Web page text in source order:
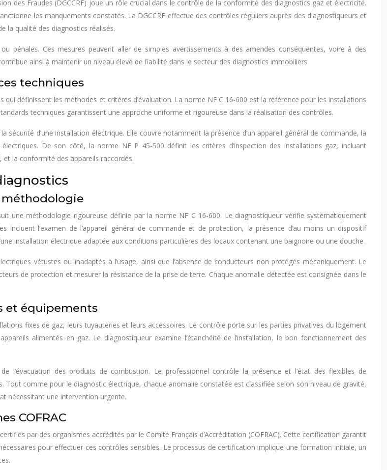
des Fraudes (DGCCRF) joue un rôle crucial dans le contrôle de la conformité des diagnostics gaz et électricité.
les manquements constatés. La DGCCRF effectue des contrôles réguliers auprès des diagnostiqueurs et
la qualité des diagnostics réalisés.
pénales. Ces mesures peuvent aller de simples avertissements à des amendes conséquentes, voire à des
ainsi à maintenir un niveau élevé de fiabilité dans le secteur des diagnostics immobiliers.
techniques
qui définissent les méthodes et critères d’évaluation. La norme NF C 16-600 est la référence pour les installations
techniques garantissent une approche uniforme et rigoureuse dans la réalisation des contrôles.
d’une installation électrique. Elle couvre notamment la présence d’un appareil général de commande, la
De son côté, la norme NF P 45-500 définit les critères d’inspection des installations gaz, incluant
et la conformité des appareils raccordés.
une méthodologie rigoureuse définie par la norme NF C 16-600. Le diagnostiqueur vérifie systématiquement
incluent l’examen de l’appareil général de commande et de protection, la présence d’au moins un dispositif
installation électrique adaptée aux conditions particulières des locaux contenant une baignoire ou une douche.
vétustes ou inadaptés à l’usage, ainsi que l’absence de conducteurs non protégés mécaniquement. Le
de protection et mesurer la résistance de la prise de terre. Chaque anomalie détectée est consignée dans le
et équipements
fixes de gaz, leurs tuyauteries et leurs accessoires. Le contrôle porte sur les parties privatives du logement
alimentés en gaz. Le diagnostiqueur examine l’étanchéité de l’installation, le bon fonctionnement des
l’évacuation des produits de combustion. Le professionnel contrôle la présence et l’état des flexibles de
comme pour le diagnostic électrique, chaque anomalie constatée est classifiée selon son niveau de gravité,
nécessitant une intervention urgente.
COFRAC
par des organismes accrédités par le Comité Français d’Accréditation (COFRAC). Cette certification garantit
pour effectuer ces contrôles sensibles. Le processus de certification implique une formation initiale, un